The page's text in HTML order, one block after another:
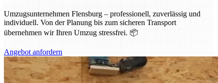
Umzugsunternehmen Flensburg – professionell, zuverlässig und
individuell. Von der Planung bis zum sicheren Transport
übernehmen wir Ihren Umzug stressfrei. 📦
Angebot anfordern